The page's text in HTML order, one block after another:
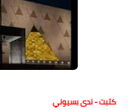
كتبت - ندى بسيوني